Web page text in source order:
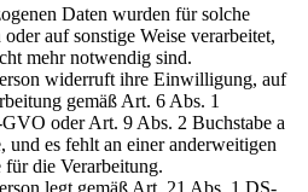
Daten wurden für solche
auf sonstige Weise verarbeitet,
mehr notwendig sind.
widerruft ihre Einwilligung, auf
gemäß Art. 6 Abs. 1
oder Art. 9 Abs. 2 Buchstabe a
und es fehlt an einer anderweitigen
für die Verarbeitung.